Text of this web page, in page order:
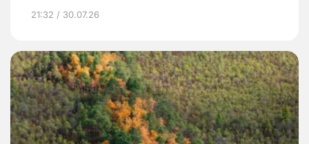
21:32 / 30.07.26